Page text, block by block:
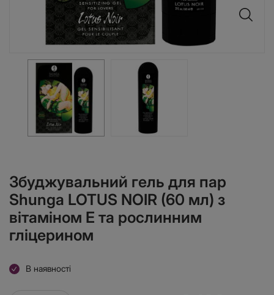
Збуджувальний гель для пар
Shunga LOTUS NOIR (60 мл) з
вітаміном Е та рослинним
гліцерином
В наявності